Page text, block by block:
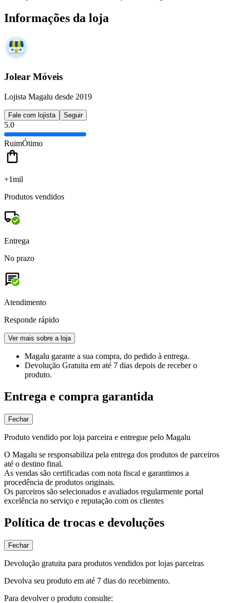
Informações da loja
Jolear Móveis
Lojista Magalu desde 2019
Fale com lojista Seguir
5.0
RuimÓtimo
+1mil
Produtos vendidos
Entrega
No prazo
Atendimento
Responde rápido
Ver mais sobre a loja
Magalu garante a sua compra, do pedido à entrega.
Devolução Gratuita em até 7 dias depois de receber o
produto.
Entrega e compra garantida
Fechar
Produto vendido por loja parceira e entregue pelo Magalu
O Magalu se responsabiliza pela entrega dos produtos de parceiros
até o destino final.
As vendas são certificadas com nota fiscal e garantimos a
procedência de produtos originais.
Os parceiros são selecionados e avaliados regularmente portal
excelência no serviço e reputação com os clientes
Política de trocas e devoluções
Fechar
Devolução gratuita para produtos vendidos por lojas parceiras
Devolva seu produto em até 7 dias do recebimento.
Para devolver o produto consulte: